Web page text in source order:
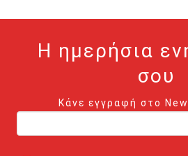
Η ημερήσια
σου
Κάνε εγγραφή στο